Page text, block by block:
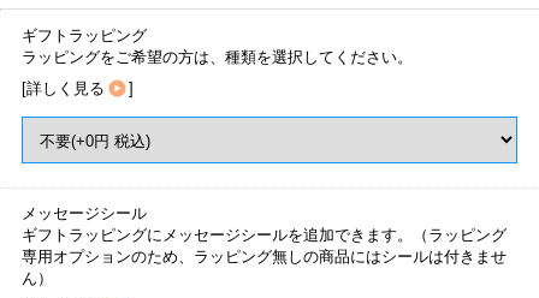
ギフトラッピング
ラッピングをご希望の方は、種類を選択してください。
[詳しく見る ]
メッセージシール
ギフトラッピングにメッセージシールを追加できます。（ラッピング
専用オプションのため、ラッピング無しの商品にはシールは付きませ
ん）